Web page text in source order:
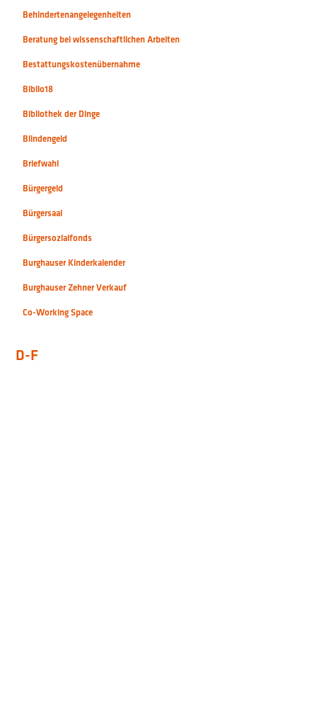
Behindertenangelegenheiten
Beratung bei wissenschaftlichen Arbeiten
Bestattungskostenübernahme
Biblio18
Bibliothek der Dinge
Blindengeld
Briefwahl
Bürgergeld
Bürgersaal
Bürgersozialfonds
Burghauser Kinderkalender
Burghauser Zehner Verkauf
Co-Working Space
D-F